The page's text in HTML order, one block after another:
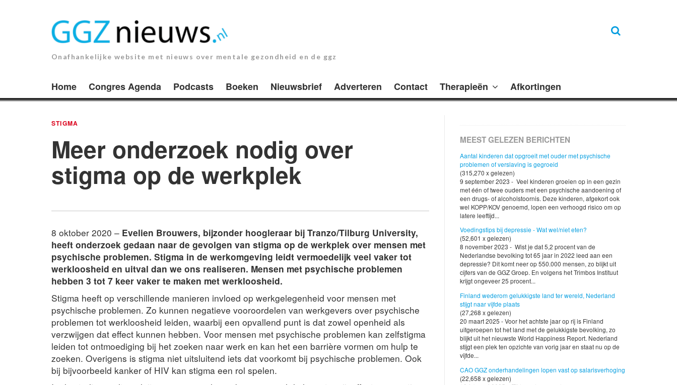
Onafhankelijke website met nieuws over mentale gezondheid en de ggz
Home Congres Agenda Podcasts Boeken Nieuwsbrief Adverteren Contact Therapieën Afkortingen
STIGMA
Meer onderzoek nodig over
stigma op de werkplek
8 oktober 2020 – Evelien Brouwers, bijzonder hoogleraar bij Tranzo/Tilburg University,
heeft onderzoek gedaan naar de gevolgen van stigma op de werkplek over mensen met
psychische problemen. Stigma in de werkomgeving leidt vermoedelijk veel vaker tot
werkloosheid en uitval dan we ons realiseren. Mensen met psychische problemen
hebben 3 tot 7 keer vaker te maken met werkloosheid.
Stigma heeft op verschillende manieren invloed op werkgelegenheid voor mensen met
psychische problemen. Zo kunnen negatieve vooroordelen van werkgevers over psychische
problemen tot werkloosheid leiden, waarbij een opvallend punt is dat zowel openheid als
verzwijgen dat effect kunnen hebben. Voor mensen met psychische problemen kan zelfstigma
leiden tot ontmoediging bij het zoeken naar werk en kan het een barrière vormen om hulp te
zoeken. Overigens is stigma niet uitsluitend iets dat voorkomt bij psychische problemen. Ook
bij bijvoorbeeld kanker of HIV kan stigma een rol spelen.
MEEST GELEZEN BERICHTEN
Aantal kinderen dat opgroeit met ouder met psychische
problemen of verslaving is gegroeid
(315,270 x gelezen)
9 september 2023 - Veel kinderen groeien op in een gezin
met één of twee ouders met een psychische aandoening of
een drugs- of alcoholstoornis. Deze kinderen, afgekort ook
wel KOPP/KOV genoemd, lopen een verhoogd risico om op
latere leeftijd...
Voedingstips bij depressie - Wat wel/niet eten?
(52,601 x gelezen)
8 november 2023 - Wist je dat 5,2 procent van de
Nederlandse bevolking tot 65 jaar in 2022 leed aan een
depressie? Dit komt neer op 550.000 mensen, zo blijkt uit
cijfers van de GGZ Groep. En volgens het Trimbos Instituut
krijgt ongeveer 25 procent...
Finland wederom gelukkigste land ter wereld, Nederland
stijgt naar vijfde plaats
(27,268 x gelezen)
20 maart 2025 - Voor het achtste jaar op rij is Finland
uitgeroepen tot het land met de gelukkigste bevolking, zo
blijkt uit het nieuwste World Happiness Report. Nederland
stijgt een plek ten opzichte van vorig jaar en staat nu op de
vijfde...
CAO GGZ onderhandelingen lopen vast op salarisverhoging
(22,658 x gelezen)